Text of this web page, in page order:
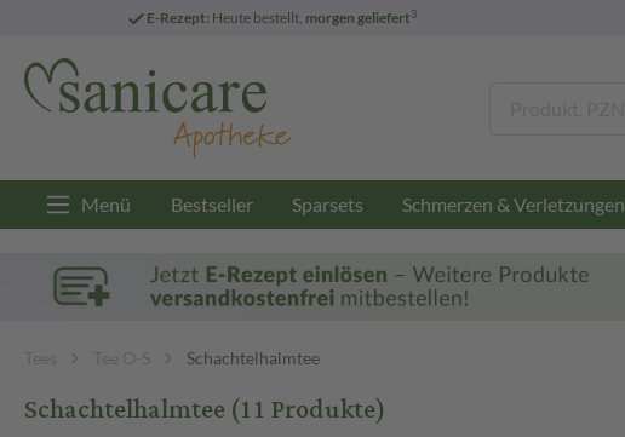
E-Rezept: Heute bestellt, morgen geliefert3
Menü Bestseller Sparsets Schmerzen & Verletzungen
Tees Tee O-S Schachtelhalmtee
Schachtelhalmtee(11 Produkte)